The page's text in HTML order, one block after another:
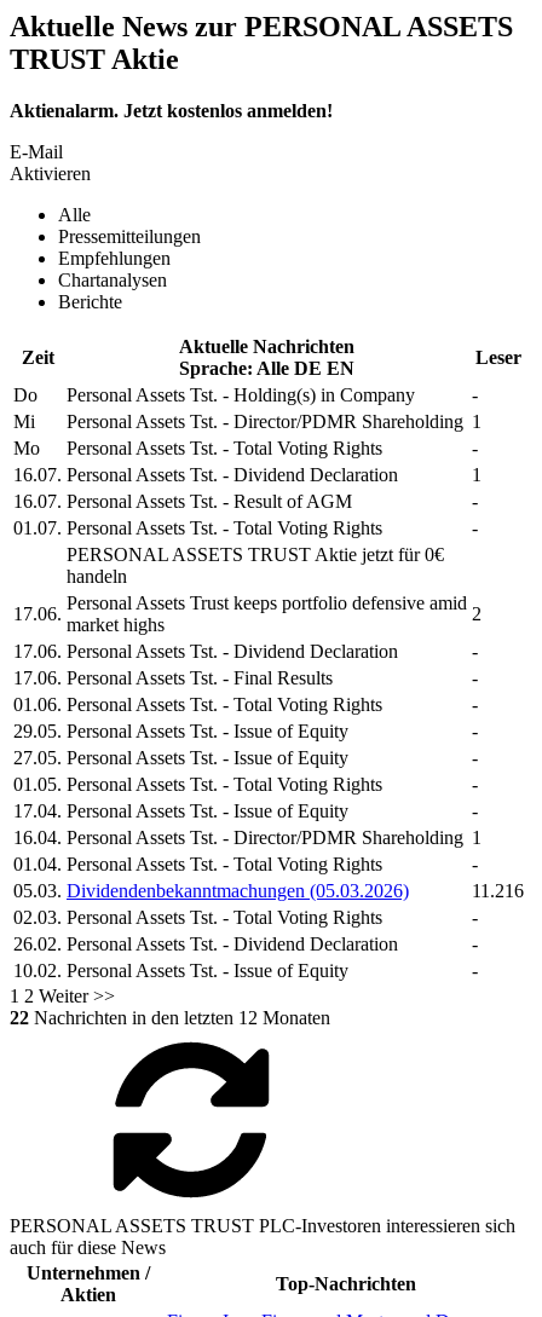
Aktuelle News zur PERSONAL ASSETS
TRUST Aktie
Aktienalarm. Jetzt kostenlos anmelden!
E-Mail
Aktivieren
Alle
Pressemitteilungen
Empfehlungen
Chartanalysen
Berichte
Zeit
Aktuelle Nachrichten
Sprache: Alle DE EN
Leser
Do
Personal Assets Tst. - Holding(s) in Company
-
Mi
Personal Assets Tst. - Director/PDMR Shareholding 1
Mo
Personal Assets Tst. - Total Voting Rights
-
16.07. Personal Assets Tst. - Dividend Declaration
1
16.07. Personal Assets Tst. - Result of AGM
-
01.07. Personal Assets Tst. - Total Voting Rights
-
PERSONAL ASSETS TRUST Aktie jetzt für 0€
handeln
17.06.
Personal Assets Trust keeps portfolio defensive amid
market highs
2
17.06. Personal Assets Tst. - Dividend Declaration
-
17.06. Personal Assets Tst. - Final Results
-
01.06. Personal Assets Tst. - Total Voting Rights
-
29.05. Personal Assets Tst. - Issue of Equity
-
27.05. Personal Assets Tst. - Issue of Equity
-
01.05. Personal Assets Tst. - Total Voting Rights
-
17.04. Personal Assets Tst. - Issue of Equity
-
16.04. Personal Assets Tst. - Director/PDMR Shareholding 1
01.04. Personal Assets Tst. - Total Voting Rights
-
05.03. Dividendenbekanntmachungen (05.03.2026)
11.216
02.03. Personal Assets Tst. - Total Voting Rights
-
26.02. Personal Assets Tst. - Dividend Declaration
-
10.02. Personal Assets Tst. - Issue of Equity
-
1 2 Weiter >>
22 Nachrichten in den letzten 12 Monaten
PERSONAL ASSETS TRUST PLC-Investoren interessieren sich
auch für diese News
Unternehmen /
Aktien
Top-Nachrichten